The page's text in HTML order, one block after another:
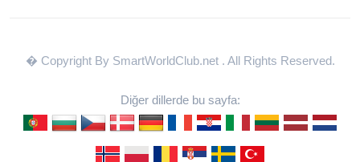
� Copyright By SmartWorldClub.net . All Rights Reserved.
Diğer dillerde bu sayfa: